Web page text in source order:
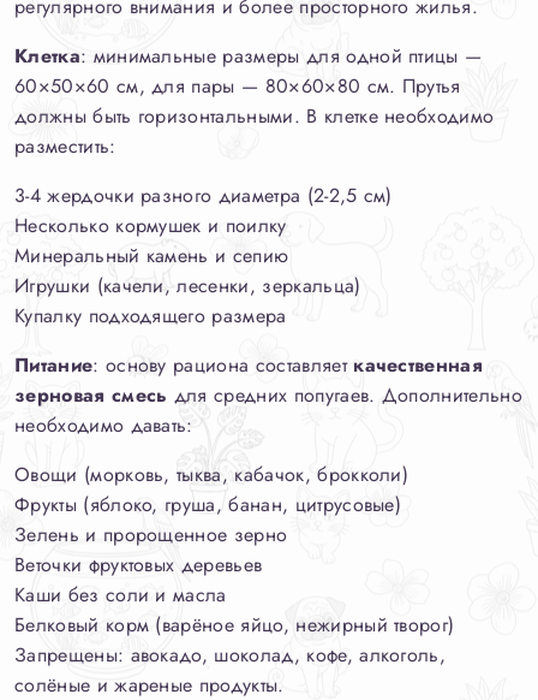
регулярного внимания и более просторного жилья.
Клетка: минимальные размеры для одной птицы —
60×50×60 см, для пары — 80×60×80 см. Прутья
должны быть горизонтальными. В клетке необходимо
разместить:
3-4 жердочки разного диаметра (2-2,5 см)
Несколько кормушек и поилку
Минеральный камень и сепию
Игрушки (качели, лесенки, зеркальца)
Купалку подходящего размера
Питание: основу рациона составляет качественная
зерновая смесь для средних попугаев. Дополнительно
необходимо давать:
Овощи (морковь, тыква, кабачок, брокколи)
Фрукты (яблоко, груша, банан, цитрусовые)
Зелень и пророщенное зерно
Веточки фруктовых деревьев
Каши без соли и масла
Белковый корм (варёное яйцо, нежирный творог)
Запрещены: авокадо, шоколад, кофе, алкоголь,
солёные и жареные продукты.